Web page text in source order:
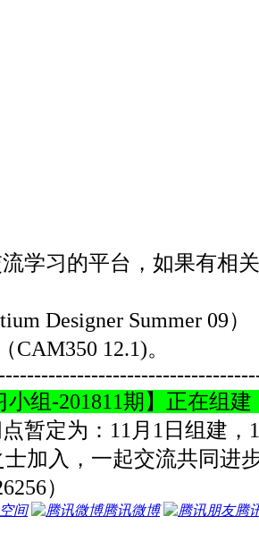
学习的平台，如果有相
Designer Summer 09）
12.1)。
小组-201811期】正在组
暂定为：11月1日组建，
加入，一起交流共同进步
）
间 腾讯微博
腾